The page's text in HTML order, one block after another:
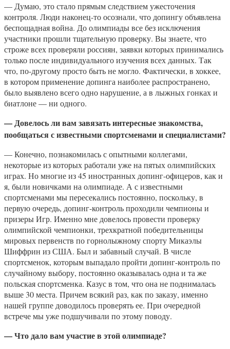
— Думаю, это стало прямым следствием ужесточения
контроля. Люди наконец-то осознали, что допингу объявлена
беспощадная война. До олимпиады все без исключения
участники прошли тщательную проверку. Вы знаете, что
строже всех проверяли россиян, заявки которых принимались
только после индивидуального изучения всех данных. Так
что, по-другому просто быть не могло. Фактически, в хоккее,
в котором применение допинга наиболее распространено,
было выявлено всего одно нарушение, а в лыжных гонках и
биатлоне — ни одного.
— Довелось ли вам завязать интересные знакомства,
пообщаться с известными спортсменами и специалистами?
— Конечно, познакомилась с опытными коллегами,
некоторые из которых работали уже на пятых олимпийских
играх. Но многие из 45 иностранных допинг-офицеров, как и
я, были новичками на олимпиаде. А с известными
спортсменами мы пересекались постоянно, поскольку, в
первую очередь, допинг-контроль проходили чемпионы и
призеры Игр. Именно мне довелось провести проверку
олимпийской чемпионки, трехкратной победительницы
мировых первенств по горнолыжному спорту Микаэлы
Шиффрин из США. Был и забавный случай. В числе
спортсменок, которым выпадало пройти допинг-контроль по
случайному выбору, постоянно оказывалась одна и та же
польская спортсменка. Казус в том, что она не поднималась
выше 30 места. Причем всякий раз, как по заказу, именно
нашей группе доводилось проверять ее. При очередной
встрече мы уже подшучивали по этому поводу.
— Что дало вам участие в этой олимпиаде?